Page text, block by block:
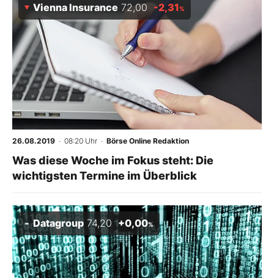
Vienna Insurance 72,00 -2,31%
26.08.2019 · 08:20 Uhr · Börse Online Redaktion
Was diese Woche im Fokus steht: Die
wichtigsten Termine im Überblick
Datagroup 74,20 +0,00%